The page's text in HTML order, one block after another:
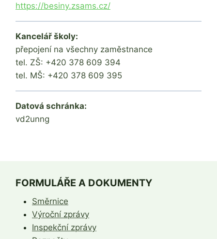
https://besiny.zsams.cz/
Kancelář školy:
přepojení na všechny zaměstnance
tel. ZŠ: +420 378 609 394
tel. MŠ: +420 378 609 395
Datová schránka:
vd2unng
FORMULÁŘE A DOKUMENTY
Směrnice
Výroční zprávy
Inspekční zprávy